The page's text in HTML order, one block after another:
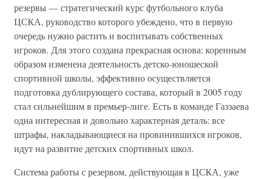
резервы — стратегический курс футбольного клуба
ЦСКА, руководство которого убеждено, что в первую
очередь нужно растить и воспитывать собственных
игроков. Для этого создана прекрасная основа: коренным
образом изменена деятельность детско-юношеской
спортивной школы, эффективно осуществляется
подготовка дублирующего состава, который в 2005 году
стал сильнейшим в премьер-лиге. Есть в команде Газзаева
одна интересная и довольно характерная деталь: все
штрафы, накладывающиеся на провинившихся игроков,
идут на развитие детских спортивных школ.
Система работы с резервом, действующая в ЦСКА, уже